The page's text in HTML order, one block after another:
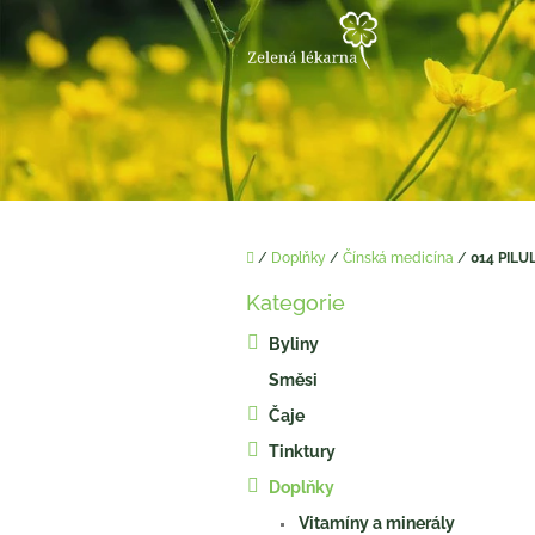
obsah
Domů
/ Doplňky / Čínská medicína / 014
Přeskočit
Kategorie
Byliny
Směsi
Čaje
Tinktury
Doplňky
Vitamíny a minerály